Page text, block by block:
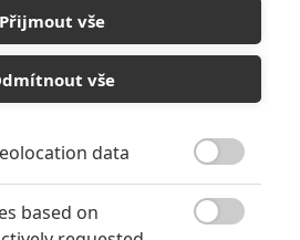
ledovce. Čekají nás další
se nutně končit nemusí.
byl tak trošku experiment. Vzali
tak úspěšný, jako mateřská
Zatím to ale vypadá, že když se
Přijmout vše
vše
data
based on